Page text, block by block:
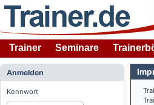
Trainer Seminare
Anmelden
Kennwort